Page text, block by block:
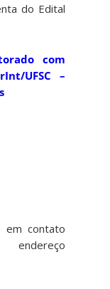
do Edital
com
UFSC –
em contato